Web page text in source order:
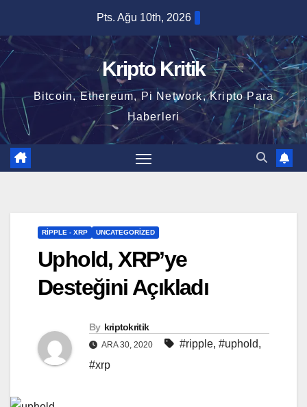
content
Pts. Ağu 10th, 2026
Kripto Kritik
Bitcoin, Ethereum, Pi Network, Kripto Para
Haberleri
RIPPLE - XRP UNCATEGORIZED
Uphold, XRP’ye
Desteğini Açıkladı
By kriptokritik
ARA 30, 2020 #ripple, #uphold,
#xrp